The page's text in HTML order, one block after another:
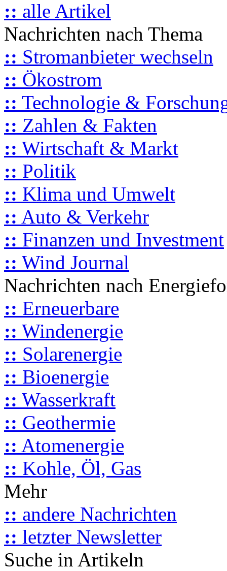
:: alle Artikel
Nachrichten nach Thema
:: Stromanbieter wechseln
:: Ökostrom
:: Technologie &
:: Zahlen & Fakten
:: Wirtschaft & Markt
:: Politik
:: Klima und Umwelt
:: Auto & Verkehr
:: Finanzen und Investment
:: Wind Journal
Nachrichten nach
:: Erneuerbare
:: Windenergie
:: Solarenergie
:: Bioenergie
:: Wasserkraft
:: Geothermie
:: Atomenergie
:: Kohle, Öl, Gas
Mehr
:: andere Nachrichten
:: letzter Newsletter
Suche in Artikeln